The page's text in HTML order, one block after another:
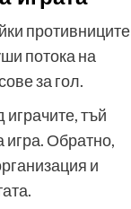
противниците
потока на
за гол.
тъй
игра. Обратно,
и